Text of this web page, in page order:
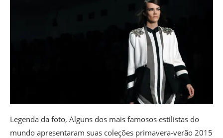
Legenda da foto, Alguns dos mais famosos estilistas do
mundo apresentaram suas coleções primavera-verão 2015